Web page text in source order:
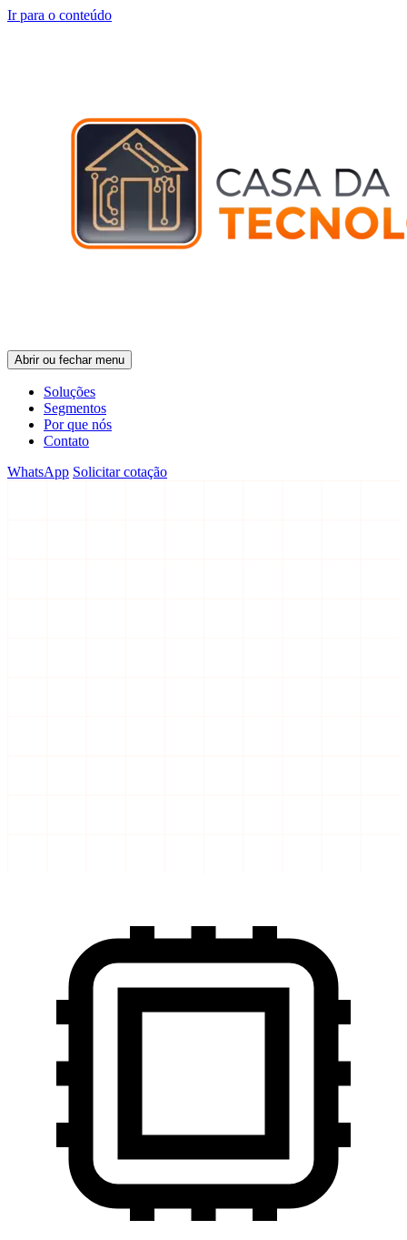
Ir para o conteúdo
Abrir ou fechar menu
Soluções
Segmentos
Por que nós
Contato
WhatsApp Solicitar cotação